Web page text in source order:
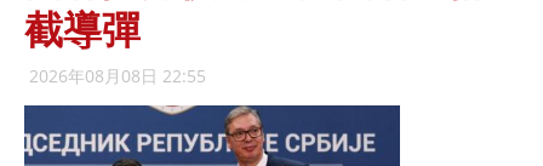
截導彈
2026年08月08日 22:55